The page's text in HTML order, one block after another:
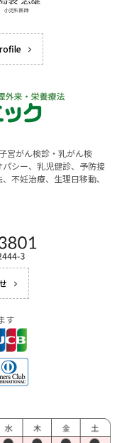
宮がん検診・乳がん検
シー、乳児健診、予防接
不妊治療、生理日移動、
す